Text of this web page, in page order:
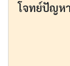
โจทย์ปัญห